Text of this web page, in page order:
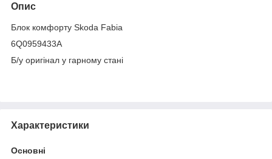
Опис
Блок комфорту Skoda Fabia
6Q0959433A
Б/у оригінал у гарному стані
Характеристики
Основні